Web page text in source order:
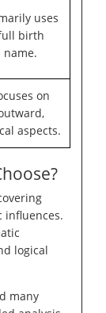
uses
birth
name.
on
aspects.
influences.
logical
many